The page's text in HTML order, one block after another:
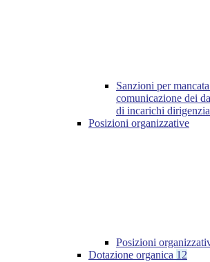
Sanzioni per
comunicazione dei
di incarichi
Posizioni organizzative
Posizioni
Dotazione organica 12